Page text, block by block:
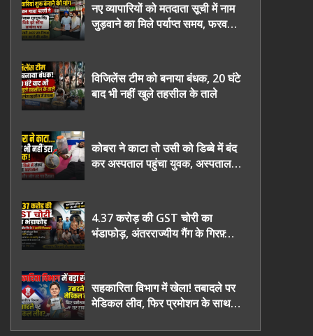
नए व्यापारियों को मतदाता सूची में नाम
जुड़वाने का मिले पर्याप्त समय, फरवरी
विजिलेंस टीम को बनाया बंधक, 20 घंटे
बाद भी नहीं खुले तहसील के ताले
कोबरा ने काटा तो उसी को डिब्बे में बंद
कर अस्पताल पहुंचा युवक, अस्पताल में
4.37 करोड़ की GST चोरी का
भंडाफोड़, अंतरराज्यीय गैंग के गिरफ़्तार
सहकारिता विभाग में खेला! तबादले पर
मेडिकल लीव, फिर प्रमोशन के साथ